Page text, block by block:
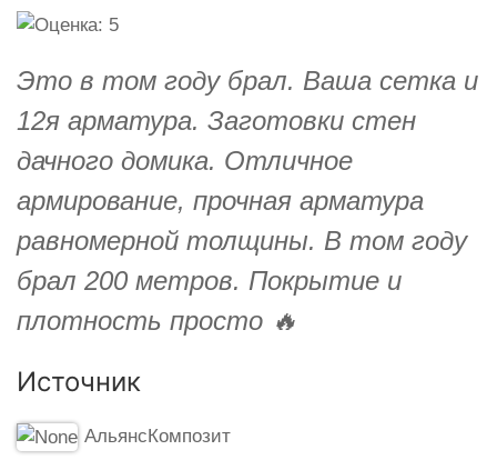
Это в том году брал. Ваша сетка и
12я арматура. Заготовки стен
дачного домика. Отличное
армирование, прочная арматура
равномерной толщины. В том году
брал 200 метров. Покрытие и
плотность просто 🔥
Источник
АльянсКомпозит